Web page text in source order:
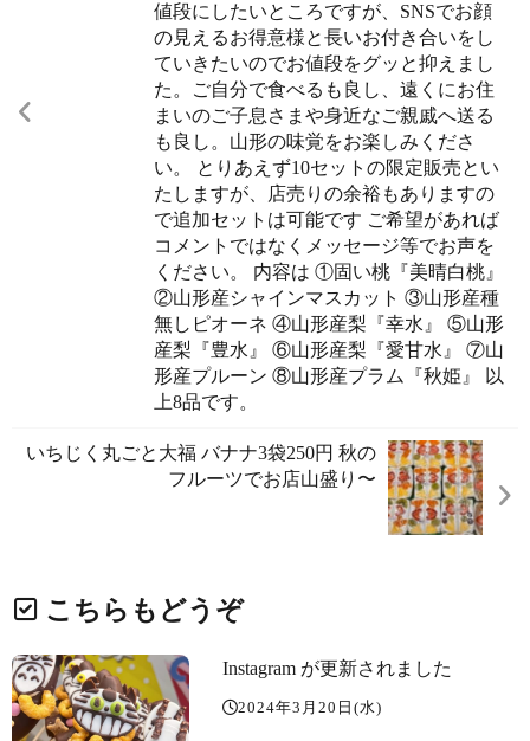
値段にしたいところですが、SNSでお顔
の見えるお得意様と長いお付き合いをし
ていきたいのでお値段をグッと抑えまし
た。ご自分で食べるも良し、遠くにお住
まいのご子息さまや身近なご親戚へ送る
も良し。山形の味覚をお楽しみくださ
い。 とりあえず10セットの限定販売とい
たしますが、店売りの余裕もありますの
で追加セットは可能です ご希望があれば
コメントではなくメッセージ等でお声を
ください。 内容は ①固い桃『美晴白桃』
②山形産シャインマスカット ③山形産種
無しピオーネ ④山形産梨『幸水』 ⑤山形
産梨『豊水』 ⑥山形産梨『愛甘水』 ⑦山
形産プルーン ⑧山形産プラム『秋姫』 以
上8品です。
いちじく丸ごと大福️ バナナ3袋250円 秋の
フルーツでお店山盛り〜️
こちらもどうぞ
Instagram が更新されました
2024年3月20日(水)